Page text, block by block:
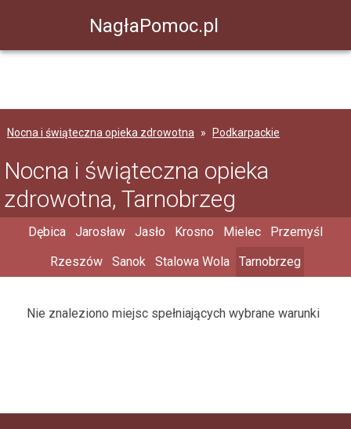
NagłaPomoc.pl
Nocna i świąteczna opieka zdrowotna Podkarpackie
Nocna i świąteczna opieka
zdrowotna, Tarnobrzeg
Dębica Jarosław Jasło Krosno Mielec
Przemyśl
Rzeszów
Sanok Stalowa Wola Tarnobrzeg
Nie znaleziono miejsc spełniających wybrane warunki